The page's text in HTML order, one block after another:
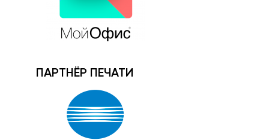
ПАРТНЁР ПЕЧАТИ